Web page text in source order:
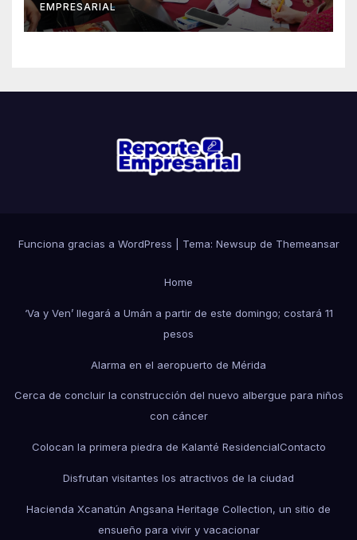
EMPRESARIAL
Funciona gracias a WordPress Tema: Newsup de Themeansar
Home
‘Va y Ven’ llegará a Umán a partir de este domingo; costará 11
pesos
Alarma en el aeropuerto de Mérida
Cerca de concluir la construcción del nuevo albergue para niños
con cáncer
Colocan la primera piedra de Kalanté ResidencialContacto
Disfrutan visitantes los atractivos de la ciudad
Hacienda Xcanatún Angsana Heritage Collection, un sitio de
ensueño para vivir y vacacionar